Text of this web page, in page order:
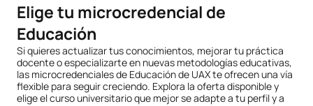
Elige tu microcredencial de
Educación
Si quieres actualizar tus conocimientos, mejorar tu práctica
docente o especializarte en nuevas metodologías educativas,
las microcredenciales de Educación de UAX te ofrecen una vía
flexible para seguir creciendo. Explora la oferta disponible y
elige el curso universitario que mejor se adapte a tu perfil y a